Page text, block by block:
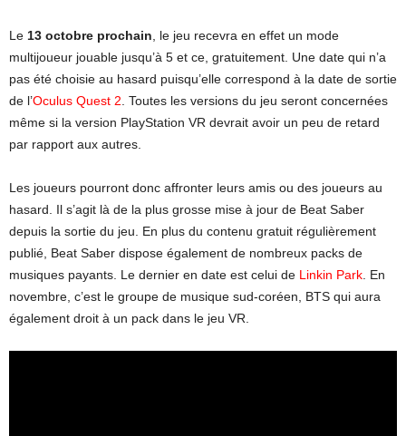
Le 13 octobre prochain , le jeu recevra en effet un mode
multijoueur jouable jusqu’à 5 et ce, gratuitement. Une date qui n’a
pas été choisie au hasard puisqu’elle correspond à la date de sortie
de l’Oculus Quest 2 . Toutes les versions du jeu seront concernées
même si la version PlayStation VR devrait avoir un peu de retard
par rapport aux autres.
Les joueurs pourront donc affronter leurs amis ou des joueurs au
hasard. Il s’agit là de la plus grosse mise à jour de Beat Saber
depuis la sortie du jeu. En plus du contenu gratuit régulièrement
publié, Beat Saber dispose également de nombreux packs de
musiques payants. Le dernier en date est celui de Linkin Park . En
novembre, c’est le groupe de musique sud-coréen, BTS qui aura
également droit à un pack dans le jeu VR.